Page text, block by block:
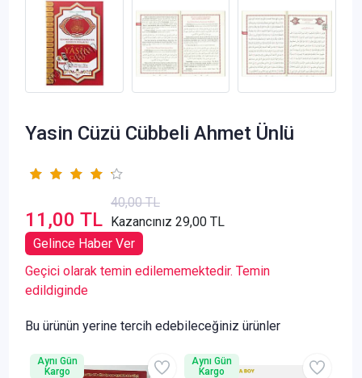
Yasin Cüzü Cübbeli Ahmet Ünlü
11,00 TL
40,00 TL
Kazancınız 29,00 TL
Gelince Haber Ver
Geçici olarak temin edilememektedir. Temin
edildiginde
Bu ürünün yerine tercih edebileceğiniz ürünler
Aynı Gün
Kargo
Aynı Gün
Kargo